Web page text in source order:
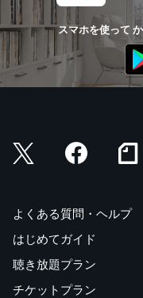
スマホを使って
よくある質問・ヘルプ
はじめてガイド
聴き放題プラン
チケットプラン